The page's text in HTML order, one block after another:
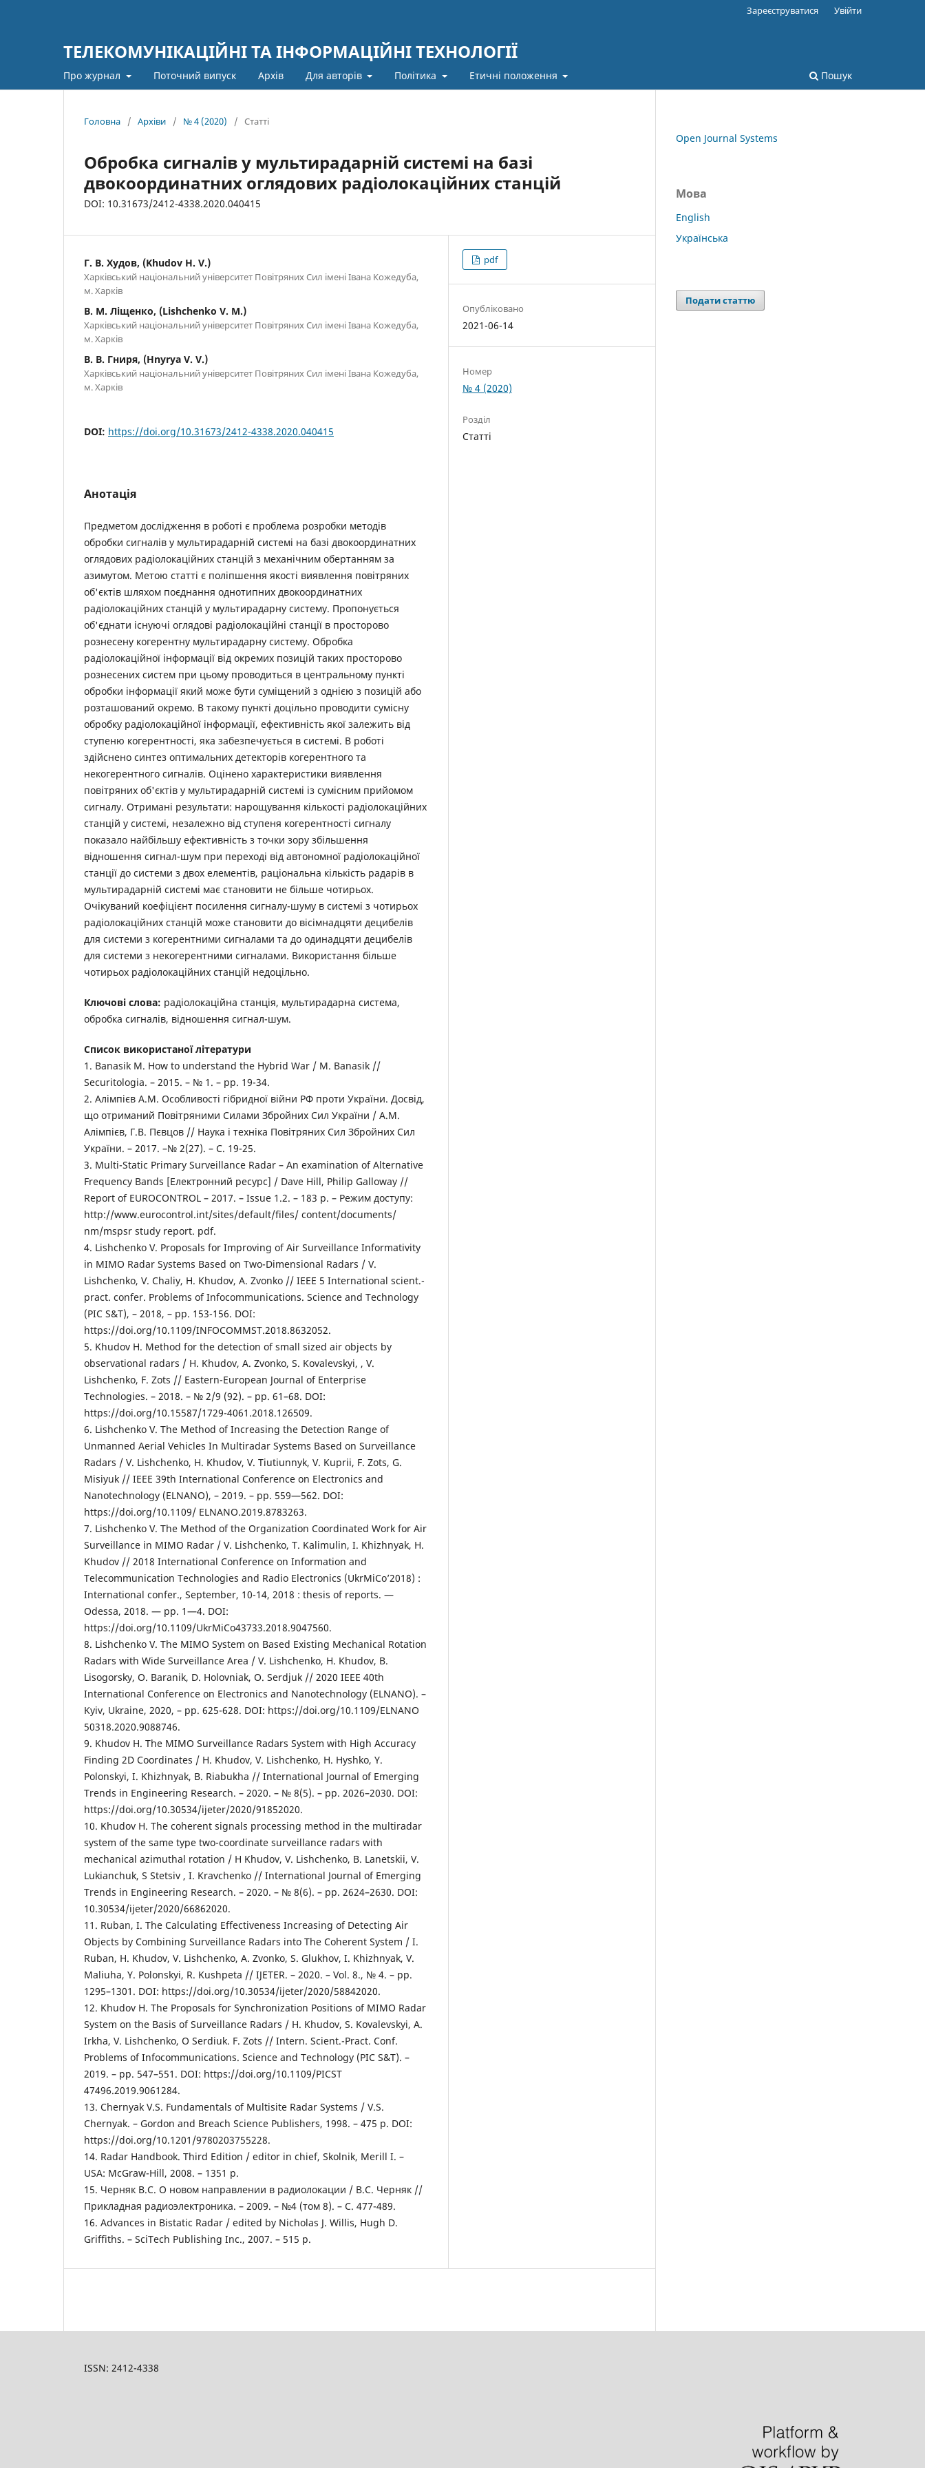
ТЕЛЕКОМУНІКАЦІЙНІ ТА ІНФОРМАЦІЙНІ ТЕХНОЛОГІЇ
Про журнал Поточний випуск Архів Для авторів Політика Етичні положення Пошук
Зареєструватися Увійти
Головна / Архіви / № 4 (2020) / Статті
Обробка сигналів у мультирадарній системі на базі
двокоординатних оглядових радіолокаційних станцій
DOI: 10.31673/2412-4338.2020.040415
Г. В. Худов, (Khudov H. V.)
Харківський національний університет Повітряних Сил імені Івана Кожедуба,
м. Харків
В. М. Ліщенко, (Lishchenko V. M.)
Харківський національний університет Повітряних Сил імені Івана Кожедуба,
м. Харків
В. В. Гниря, (Hnyrya V. V.)
Харківський національний університет Повітряних Сил імені Івана Кожедуба,
м. Харків
DOI: https://doi.org/10.31673/2412-4338.2020.040415
Анотація
Предметом дослідження в роботі є проблема розробки методів
обробки сигналів у мультирадарній системі на базі двокоординатних
оглядових радіолокаційних станцій з механічним обертанням за
азимутом. Метою статті є поліпшення якості виявлення повітряних
об'єктів шляхом поєднання однотипних двокоординатних
радіолокаційних станцій у мультирадарну систему. Пропонується
об'єднати існуючі оглядові радіолокаційні станції в просторово
рознесену когерентну мультирадарну систему. Обробка
радіолокаційної інформації від окремих позицій таких просторово
рознесених систем при цьому проводиться в центральному пункті
обробки інформації який може бути суміщений з однією з позицій або
розташований окремо. В такому пункті доцільно проводити сумісну
обробку радіолокаційної інформації, ефективність якої залежить від
ступеню когерентності, яка забезпечується в системі. В роботі
здійснено синтез оптимальних детекторів когерентного та
некогерентного сигналів. Оцінено характеристики виявлення
повітряних об'єктів у мультирадарній системі із сумісним прийомом
сигналу. Отримані результати: нарощування кількості радіолокаційних
станцій у системі, незалежно від ступеня когерентності сигналу
показало найбільшу ефективність з точки зору збільшення
відношення сигнал-шум при переході від автономної радіолокаційної
станції до системи з двох елементів, раціональна кількість радарів в
мультирадарній системі має становити не більше чотирьох.
Очікуваний коефіцієнт посилення сигналу-шуму в системі з чотирьох
радіолокаційних станцій може становити до вісімнадцяти децибелів
для системи з когерентними сигналами та до одинадцяти децибелів
для системи з некогерентними сигналами. Використання більше
чотирьох радіолокаційних станцій недоцільно.
Ключові слова: радіолокаційна станція, мультирадарна система,
обробка сигналів, відношення сигнал-шум.
Список використаної літератури
1. Banasik M. How to understand the Hybrid War / M. Banasik //
Securitologia. – 2015. – № 1. – pp. 19-34.
2. Алімпієв А.М. Особливості гібридної війни РФ проти України. Досвід,
що отриманий Повітряними Силами Збройних Сил України / А.М.
Алімпієв, Г.В. Пєвцов // Наука і техніка Повітряних Сил Збройних Сил
України. – 2017. –№ 2(27). – С. 19-25.
3. Multi-Static Primary Surveillance Radar – An examination of Alternative
Frequency Bands [Електронний ресурс] / Dave Hill, Philip Galloway //
Report of EUROCONTROL – 2017. – Issue 1.2. – 183 p. – Режим доступу:
http://www.eurocontrol.int/sites/default/files/ content/documents/
nm/mspsr study report. pdf.
4. Lishchenko V. Proposals for Improving of Air Surveillance Informativity
in MIMO Radar Systems Based on Two-Dimensional Radars / V.
Lishchenko, V. Chaliy, H. Khudov, A. Zvonko // IEEE 5 International scient.-
pract. confer. Problems of Infocommunications. Science and Technology
(PIC S&T), – 2018, – pp. 153-156. DOI:
https://doi.org/10.1109/INFOCOMMST.2018.8632052.
5. Khudov H. Method for the detection of small sized air objects by
observational radars / H. Khudov, A. Zvonko, S. Kovalevskyi, , V.
Lishchenko, F. Zots // Eastern-European Journal of Enterprise
Technologies. – 2018. – № 2/9 (92). – pp. 61–68. DOI:
https://doi.org/10.15587/1729-4061.2018.126509.
6. Lishchenko V. The Method of Increasing the Detection Range of
Unmanned Aerial Vehicles In Multiradar Systems Based on Surveillance
Radars / V. Lishchenko, H. Khudov, V. Tiutiunnyk, V. Kuprii, F. Zots, G.
Misiyuk // IEEE 39th International Conference on Electronics and
Nanotechnology (ELNANO), – 2019. – pp. 559—562. DOI:
https://doi.org/10.1109/ ELNANO.2019.8783263.
7. Lishchenko V. The Method of the Organization Coordinated Work for Air
Surveillance in MIMO Radar / V. Lishchenko, T. Kalimulin, I. Khizhnyak, H.
Khudov // 2018 International Conference on Information and
Telecommunication Technologies and Radio Electronics (UkrMiCo’2018) :
International confer., September, 10-14, 2018 : thesis of reports. —
Odessa, 2018. — pp. 1—4. DOI:
https://doi.org/10.1109/UkrMiCo43733.2018.9047560.
8. Lishchenko V. The MIMO System on Based Existing Mechanical Rotation
Radars with Wide Surveillance Area / V. Lishchenko, H. Khudov, B.
Lisogorsky, O. Baranik, D. Holovniak, O. Serdjuk // 2020 IEEE 40th
International Conference on Electronics and Nanotechnology (ELNANO). –
Kyiv, Ukraine, 2020, – pp. 625-628. DOI: https://doi.org/10.1109/ELNANO
50318.2020.9088746.
9. Khudov H. The MIMO Surveillance Radars System with High Accuracy
Finding 2D Coordinates / H. Khudov, V. Lishchenko, H. Hyshko, Y.
Polonskyi, I. Khizhnyak, B. Riabukha // International Journal of Emerging
Trends in Engineering Research. – 2020. – № 8(5). – pp. 2026–2030. DOI:
https://doi.org/10.30534/ijeter/2020/91852020.
10. Khudov H. The coherent signals processing method in the multiradar
system of the same type two-coordinate surveillance radars with
mechanical azimuthal rotation / H Khudov, V. Lishchenko, B. Lanetskii, V.
Lukianchuk, S Stetsiv , I. Kravchenko // International Journal of Emerging
Trends in Engineering Research. – 2020. – № 8(6). – pp. 2624–2630. DOI:
10.30534/ijeter/2020/66862020.
11. Ruban, I. The Calculating Effectiveness Increasing of Detecting Air
Objects by Combining Surveillance Radars into The Coherent System / I.
Ruban, H. Khudov, V. Lishchenko, A. Zvonko, S. Glukhov, I. Khizhnyak, V.
Maliuha, Y. Polonskyi, R. Kushpeta // IJETER. – 2020. – Vol. 8., № 4. – pp.
1295–1301. DOI: https://doi.org/10.30534/ijeter/2020/58842020.
12. Khudov H. The Proposals for Synchronization Positions of MIMO Radar
System on the Basis of Surveillance Radars / H. Khudov, S. Kovalevskyi, A.
Irkha, V. Lishchenko, O Serdiuk. F. Zots // Intern. Scient.-Pract. Conf.
Problems of Infocommunications. Science and Technology (PIC S&T). –
2019. – pp. 547–551. DOI: https://doi.org/10.1109/PICST
47496.2019.9061284.
13. Chernyak V.S. Fundamentals of Multisite Radar Systems / V.S.
Chernyak. – Gordon and Breach Science Publishers, 1998. – 475 p. DOI:
https://doi.org/10.1201/9780203755228.
14. Radar Handbook. Third Edition / editor in chief, Skolnik, Merill I. –
USA: McGraw-Hill, 2008. – 1351 p.
15. Черняк В.С. О новом направлении в радиолокации / В.С. Черняк //
Прикладная радиоэлектроника. – 2009. – №4 (том 8). – С. 477-489.
16. Advances in Bistatic Radar / edited by Nicholas J. Willis, Hugh D.
Griffiths. – SciTech Publishing Inc., 2007. – 515 p.
pdf
Опубліковано
2021-06-14
Номер
№ 4 (2020)
Розділ
Статті
Open Journal Systems
Мова
English
Українська
Подати статтю
ISSN: 2412-4338